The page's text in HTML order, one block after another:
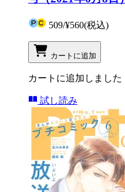
509/¥560(税込)
カートに追加
カートに追加しました
試し読み